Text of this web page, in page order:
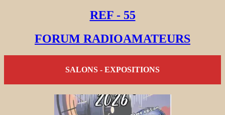
REF - 55
FORUM RADIOAMATEURS
SALONS - EXPOSITIONS